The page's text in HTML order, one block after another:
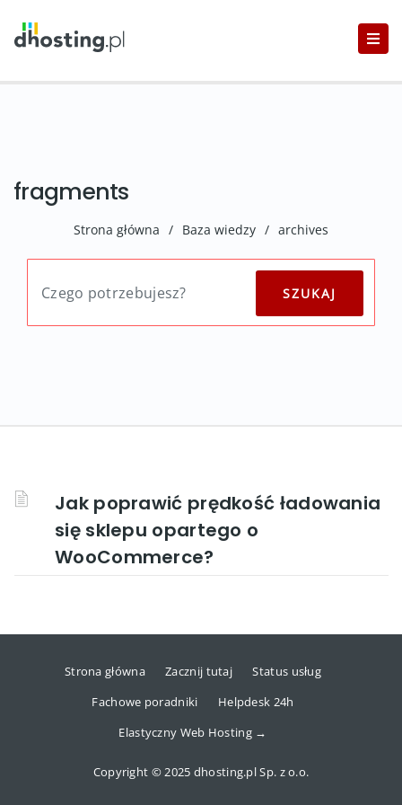
fragments
Strona główna / Baza wiedzy / archives
Jak poprawić prędkość ładowania
się sklepu opartego o
WooCommerce?
Strona główna Zacznij tutaj
Status usług
Fachowe poradniki
Helpdesk 24h
Elastyczny Web Hosting →
Copyright © 2025 dhosting.pl Sp. z o.o.